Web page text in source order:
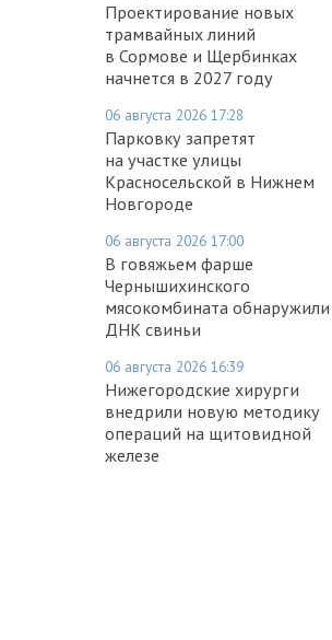
Проектирование новых
трамвайных линий
в Сормове и Щербинках
начнется в 2027 году
06 августа 2026 17:28
Парковку запретят
на участке улицы
Красносельской в Нижнем
Новгороде
06 августа 2026 17:00
В говяжьем фарше
Чернышихинского
мясокомбината обнаружили
ДНК свиньи
06 августа 2026 16:39
Нижегородские хирурги
внедрили новую методику
операций на щитовидной
железе